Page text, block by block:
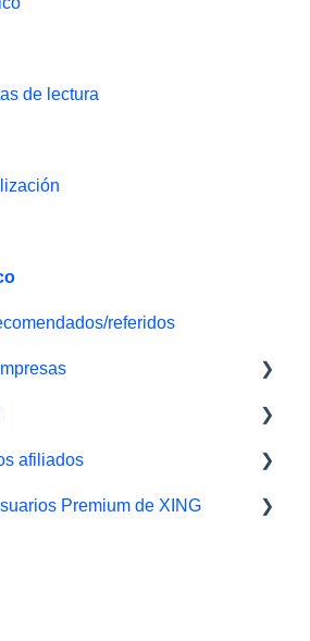
de prueba
- Oferta para estudiantes
de lectura
referidos
aprendizaje
afiliados
e ImpactPremium de XING